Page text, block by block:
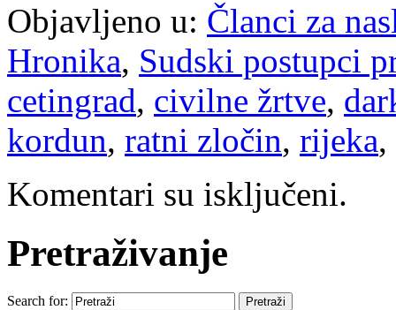
Objavljeno u: Članci za
Hronika, Sudski postupci
cetingrad, civilne žrtve,
kordun, ratni zločin, rijeka,
Komentari su isključeni.
Pretraživanje
Search for: